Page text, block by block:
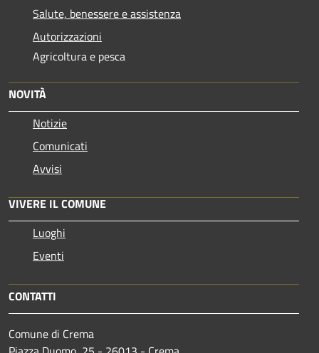
Salute, benessere e assistenza
Autorizzazioni
Agricoltura e pesca
NOVITÀ
Notizie
Comunicati
Avvisi
VIVERE IL COMUNE
Luoghi
Eventi
CONTATTI
Comune di Crema